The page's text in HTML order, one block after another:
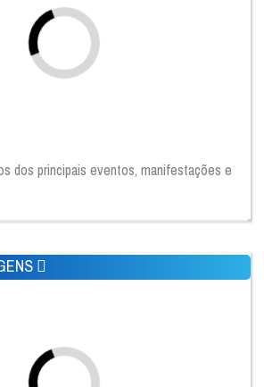
dos principais eventos, manifestações e